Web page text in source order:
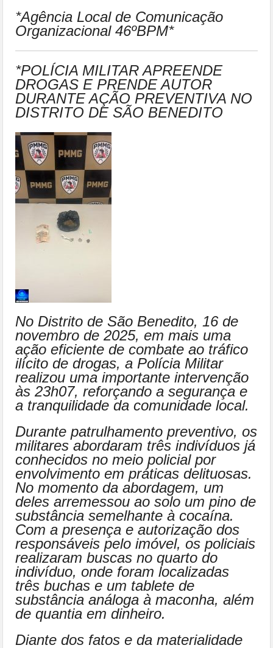
*Agência Local de Comunicação
Organizacional 46ºBPM*
*POLÍCIA MILITAR APREENDE
DROGAS E PRENDE AUTOR
DURANTE AÇÃO PREVENTIVA NO
DISTRITO DE SÃO BENEDITO
No Distrito de São Benedito, 16 de
novembro de 2025, em mais uma
ação eficiente de combate ao tráfico
ilícito de drogas, a Polícia Militar
realizou uma importante intervenção
às 23h07, reforçando a segurança e
a tranquilidade da comunidade local.
Durante patrulhamento preventivo, os
militares abordaram três indivíduos já
conhecidos no meio policial por
envolvimento em práticas delituosas.
No momento da abordagem, um
deles arremessou ao solo um pino de
substância semelhante à cocaína.
Com a presença e autorização dos
responsáveis pelo imóvel, os policiais
realizaram buscas no quarto do
indivíduo, onde foram localizadas
três buchas e um tablete de
substância análoga à maconha, além
de quantia em dinheiro.
Diante dos fatos e da materialidade